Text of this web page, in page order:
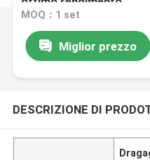
MOQ：1 set
Miglior prezzo
DESCRIZIONE DI